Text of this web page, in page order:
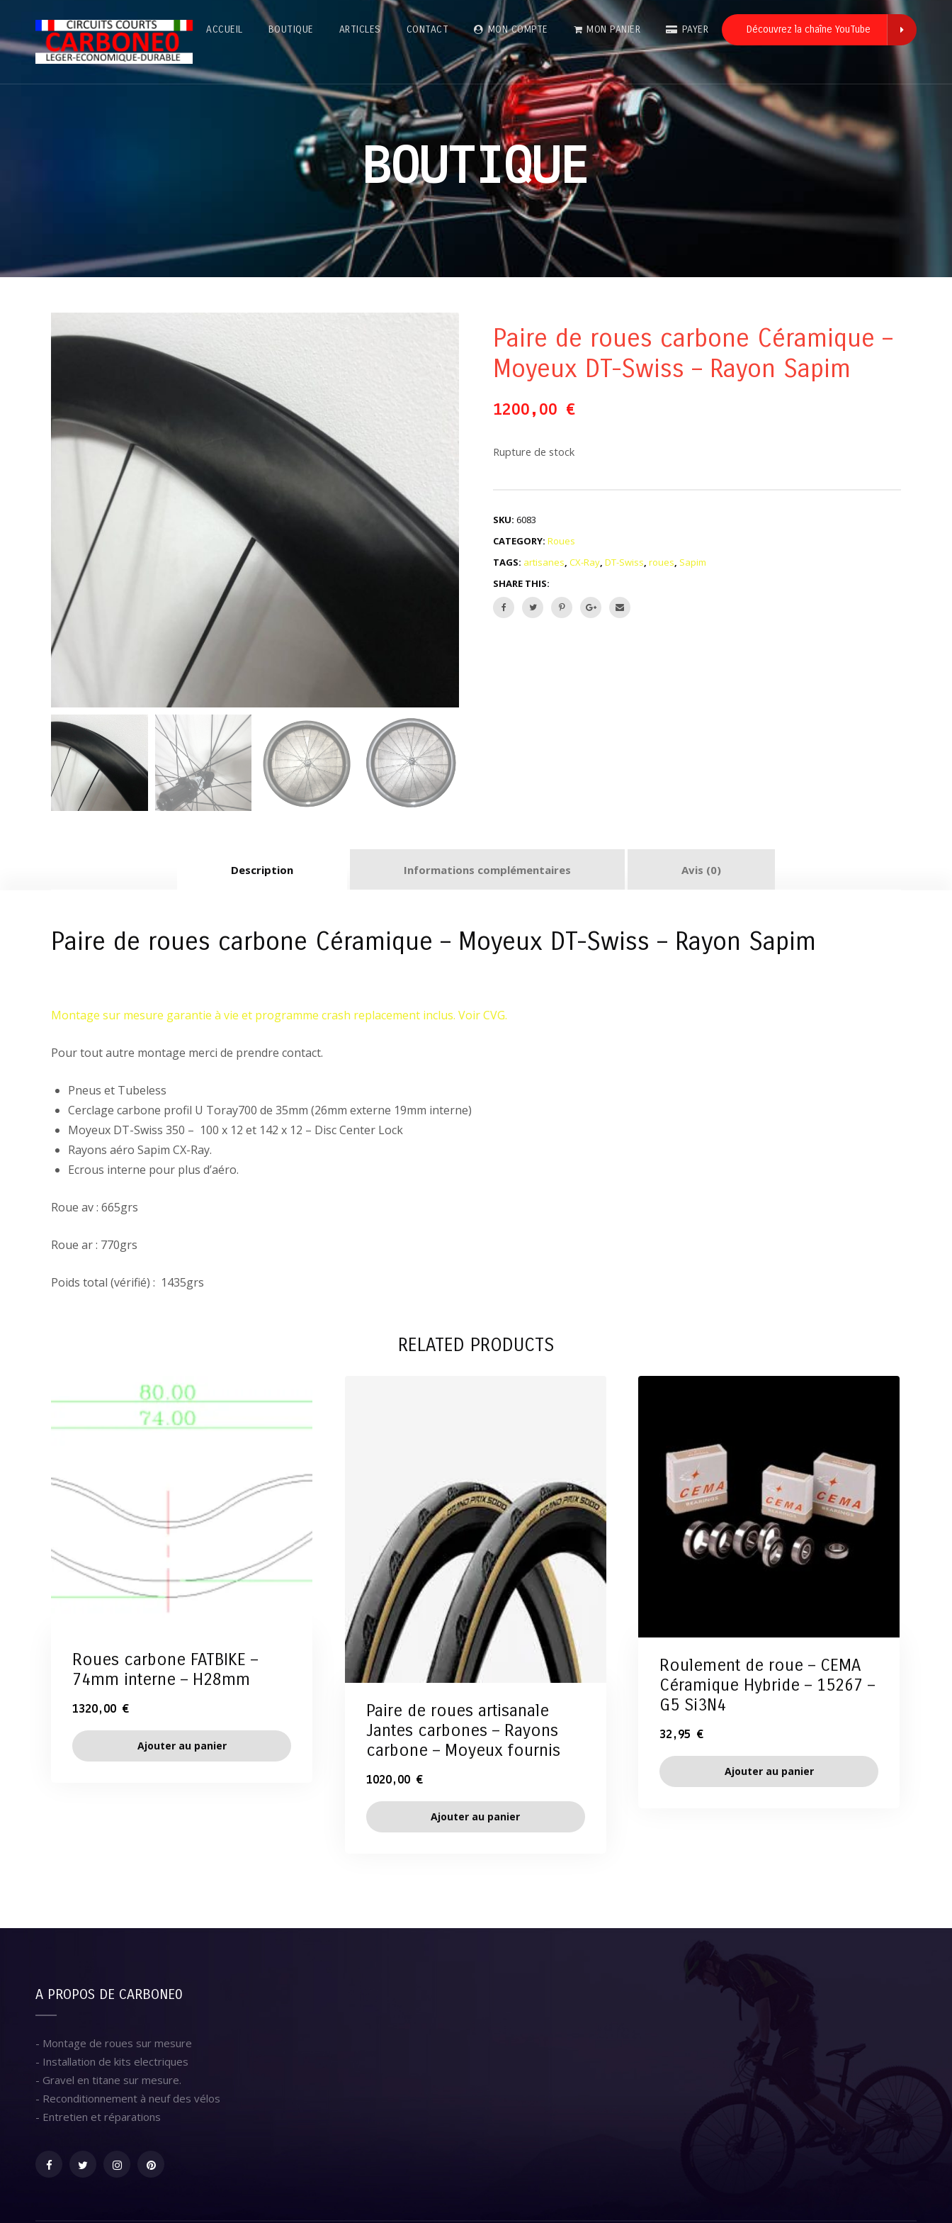
Découvrez la chaîne YouTube
ACCUEIL BOUTIQUE ARTICLES CONTACT MON COMPTE MON PANIER PAYER
BOUTIQUE
Paire de roues carbone Céramique –
Moyeux DT-Swiss – Rayon Sapim
1200,00 €
Rupture de stock
SKU: 6083
CATEGORY: Roues
TAGS: artisanes, CX-Ray, DT-Swiss, roues, Sapim
SHARE THIS:
Description Informations complémentaires Avis (0)
Paire de roues carbone Céramique – Moyeux DT-Swiss – Rayon Sapim
Montage sur mesure garantie à vie et programme crash replacement inclus. Voir CVG.
Pour tout autre montage merci de prendre contact.
Pneus et Tubeless
Cerclage carbone profil U Toray700 de 35mm (26mm externe 19mm interne)
Moyeux DT-Swiss 350 – 100 x 12 et 142 x 12 – Disc Center Lock
Rayons aéro Sapim CX-Ray.
Ecrous interne pour plus d’aéro.
Roue av : 665grs
Roue ar : 770grs
Poids total (vérifié) : 1435grs
RELATED PRODUCTS
Roues carbone FATBIKE –
74mm interne – H28mm
1320,00 €
Ajouter au panier
Paire de roues artisanale
Jantes carbones – Rayons
carbone – Moyeux fournis
1020,00 €
Ajouter au panier
Roulement de roue – CEMA
Céramique Hybride – 15267 –
G5 Si3N4
32,95€
Ajouter au panier
A PROPOS DE CARBONE0
- Montage de roues sur mesure
- Installation de kits electriques
- Gravel en titane sur mesure.
- Reconditionnement à neuf des vélos
- Entretien et réparations